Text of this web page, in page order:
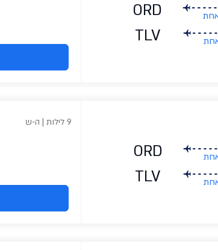
ORD
TLV
ORD
TLV
9 לילות | ה-ש